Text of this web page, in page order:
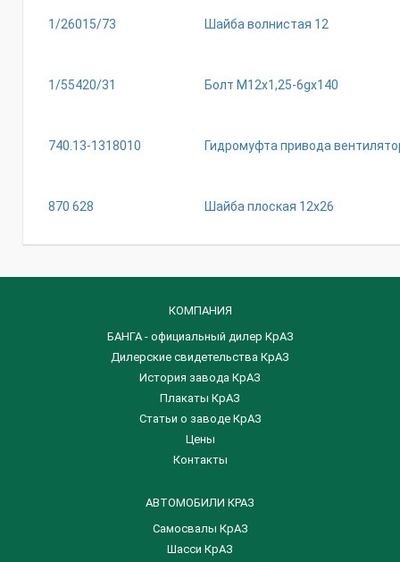
1/26015/73 Шайба волнистая 12
1/55420/31 Болт М12х1,25-6gх140
740.13-1318010 Гидромуфта привода
870 628 Шайба плоская 12х26
КОМПАНИЯ
БАНГА - официальный дилер КрАЗ
Дилерские свидетельства КрАЗ
История завода КрАЗ
Плакаты КрАЗ
Статьи о заводе КрАЗ
Цены
Контакты
АВТОМОБИЛИ КРАЗ
Самосвалы КрАЗ
Шасси КрАЗ